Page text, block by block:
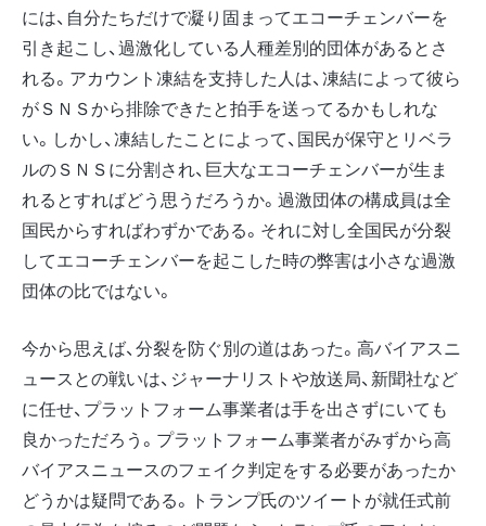
には、自分たちだけで凝り固まってエコーチェンバーを
引き起こし、過激化している人種差別的団体があるとさ
れる。アカウント凍結を支持した人は、凍結によって彼ら
がＳＮＳから排除できたと拍手を送ってるかもしれな
い。しかし、凍結したことによって、国民が保守とリベラ
ルのＳＮＳに分割され、巨大なエコーチェンバーが生ま
れるとすればどう思うだろうか。過激団体の構成員は全
国民からすればわずかである。それに対し全国民が分裂
してエコーチェンバーを起こした時の弊害は小さな過激
団体の比ではない。
今から思えば、分裂を防ぐ別の道はあった。高バイアスニ
ュースとの戦いは、ジャーナリストや放送局、新聞社など
に任せ、プラットフォーム事業者は手を出さずにいても
良かっただろう。プラットフォーム事業者がみずから高
バイアスニュースのフェイク判定をする必要があったか
どうかは疑問である。トランプ氏のツイートが就任式前